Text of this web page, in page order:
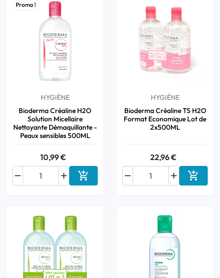
Promo !
HYGIÈNE
Bioderma Créaline H2O
Solution Micellaire
Nettoyante Démaquillante -
Peaux sensibles 500ML
10,99 €

 Ajouter au panier
HYGIÈNE
Bioderma Créaline TS H2O
Format Economique Lot de
2x500ML
22,96 €

 